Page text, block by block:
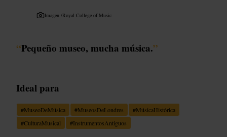
Imagen /Royal College of Music
“Pequeño museo, mucha música.”
Ideal para
#MuseoDeMúsica #MuseosDeLondres #MúsicaHistórica
#CulturaMusical #InstrumentosAntiguos